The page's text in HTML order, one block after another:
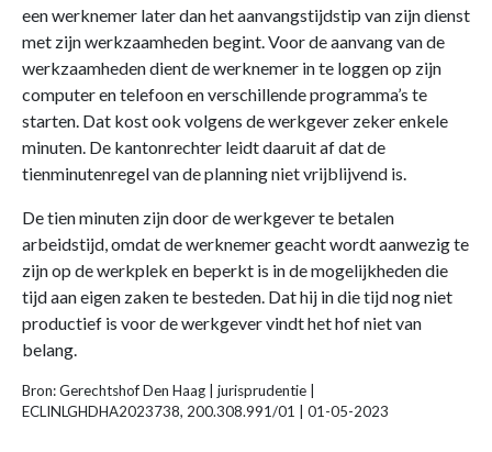
een werknemer later dan het aanvangstijdstip van zijn dienst
met zijn werkzaamheden begint. Voor de aanvang van de
werkzaamheden dient de werknemer in te loggen op zijn
computer en telefoon en verschillende programma’s te
starten. Dat kost ook volgens de werkgever zeker enkele
minuten. De kantonrechter leidt daaruit af dat de
tienminutenregel van de planning niet vrijblijvend is.
De tien minuten zijn door de werkgever te betalen
arbeidstijd, omdat de werknemer geacht wordt aanwezig te
zijn op de werkplek en beperkt is in de mogelijkheden die
tijd aan eigen zaken te besteden. Dat hij in die tijd nog niet
productief is voor de werkgever vindt het hof niet van
belang.
Bron: Gerechtshof Den Haag | jurisprudentie |
ECLINLGHDHA2023738, 200.308.991/01 | 01-05-2023